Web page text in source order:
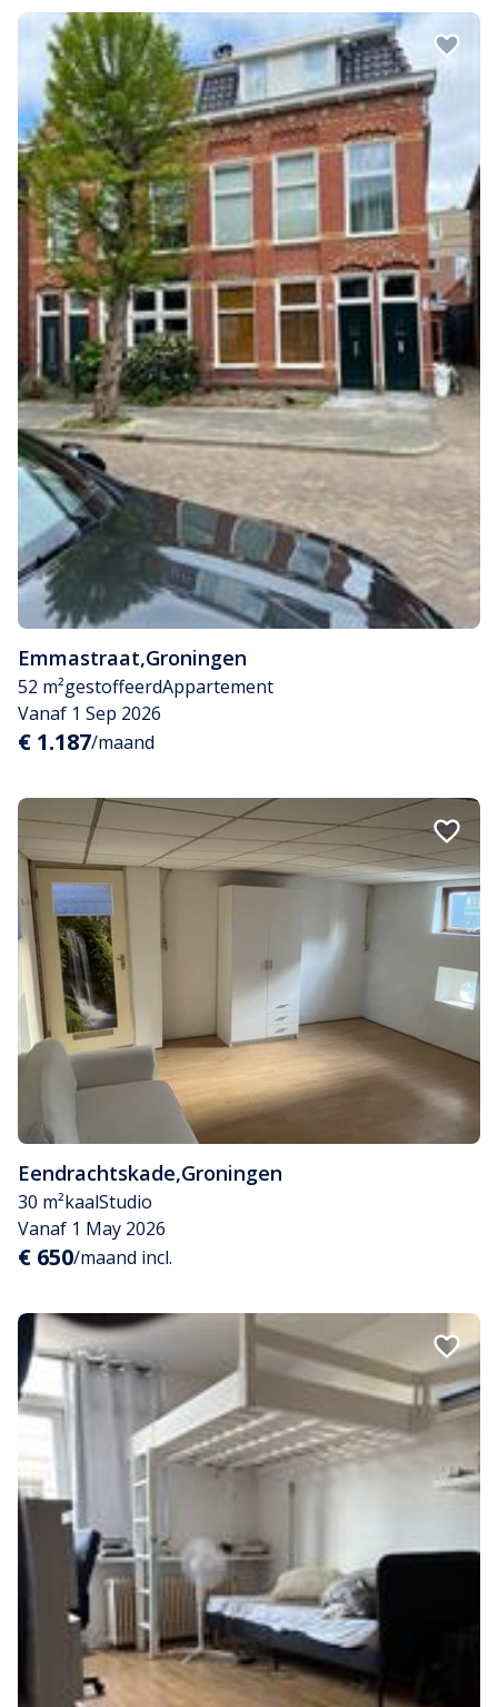
Emmastraat,Groningen
52 m²gestoffeerdAppartement
Vanaf 1 Sep 2026
€ 1.187/maand
Eendrachtskade,Groningen
30 m²kaalStudio
Vanaf 1 May 2026
€ 650/maand incl.